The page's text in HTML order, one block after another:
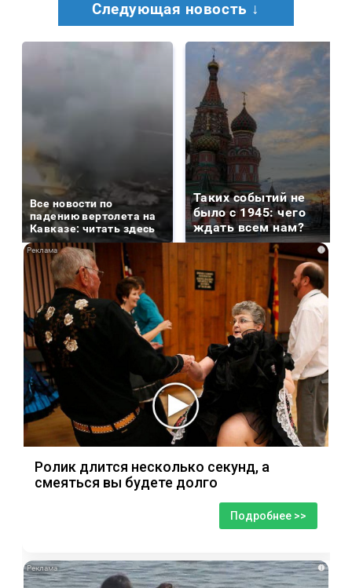
Следующая новость ↓
Все новости по
падению вертолета на
Кавказе: читать здесь
Таких событий не
было с 1945: чего
ждать всем нам?
i
Ролик длится несколько секунд, а
смеяться вы будете долго
Подробнее >>
i